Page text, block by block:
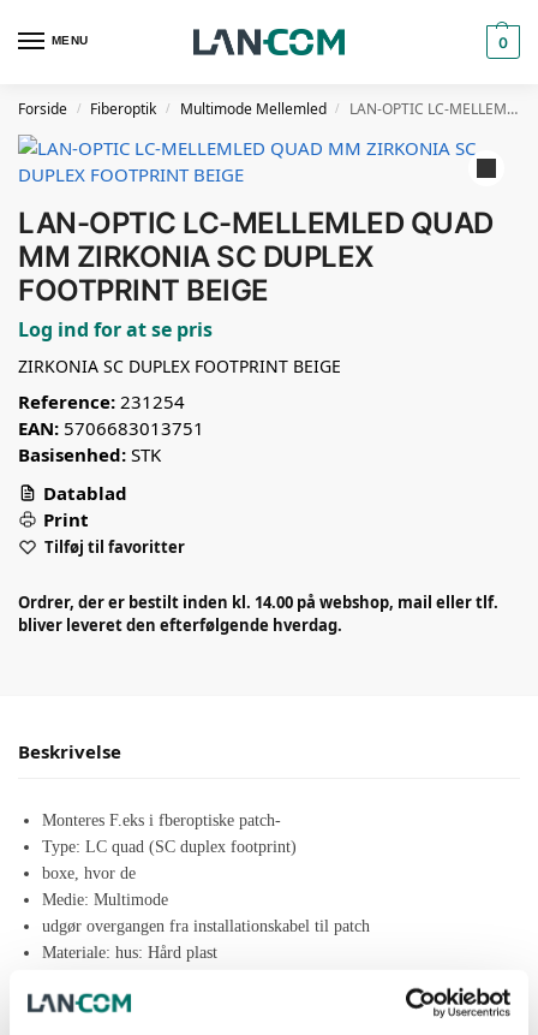
MENU 0
Forside / Fiberoptik / Multimode Mellemled / LAN-OPTIC LC-MELLEMLED QUAD MM ZIRKONIA SC DUPLEX FOOTPRINT BEIGE
LAN-OPTIC LC-MELLEMLED QUAD
MM ZIRKONIA SC DUPLEX
FOOTPRINT BEIGE
Log ind for at se pris
ZIRKONIA SC DUPLEX FOOTPRINT BEIGE
Reference: 231254
EAN: 5706683013751
Basisenhed: STK
Datablad
Print
Tilføj til favoritter
Ordrer, der er bestilt inden kl. 14.00 på webshop, mail eller tlf.
bliver leveret den efterfølgende hverdag.
Beskrivelse
Monteres F.eks i fberoptiske patch-
Type: LC quad (SC duplex footprint)
boxe, hvor de
Medie: Multimode
udgør overgangen fra installationskabel til patch
Materiale: hus: Hård plast
Ferrule: Zirkonia